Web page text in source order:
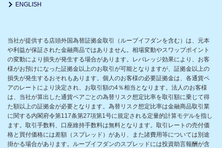
ENGLISH
当社が提供する店頭外国為替証拠金取引（ループイフダンを含む）は、元本
や利益が保証された金融商品ではありません。相場変動やスワップポイント
の変動により損失が発生する場合があります。レバレッジ効果により、お客
様がお預けになった証拠金以上のお取引が可能となりますが、証拠金以上の
損失が発生するおそれもあります。個人のお客様の必要証拠金は、各通貨ペ
アのレートにより決定され、お取引額の4％相当となります。法人のお客様
は、当社が算出した通貨ペアごとの為替リスク想定比率を取引額に乗じて得
た額以上の証拠金が必要となります。為替リスク想定比率は金融商品取引業
に関する内閣府令第117条第27項第1号に規定される定量的計算モデルを指し
ます。取引手数料、口座維持手数料は無料となります。取引レートの売付価
格と買付価格には差額（スプレッド）があり、また諸費用等については別途
掛かる場合があります。ループイフダンのスプレッドには投資助言報酬が含